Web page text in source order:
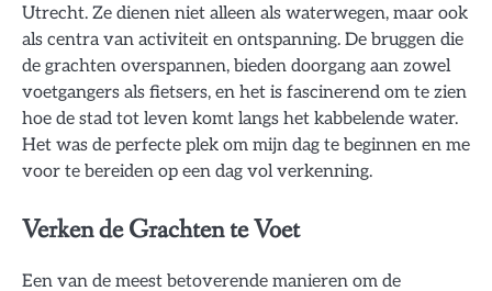
Utrecht. Ze dienen niet alleen als waterwegen, maar ook
als centra van activiteit en ontspanning. De bruggen die
de grachten overspannen, bieden doorgang aan zowel
voetgangers als fietsers, en het is fascinerend om te zien
hoe de stad tot leven komt langs het kabbelende water.
Het was de perfecte plek om mijn dag te beginnen en me
voor te bereiden op een dag vol verkenning.
Verken de Grachten te Voet
Een van de meest betoverende manieren om de